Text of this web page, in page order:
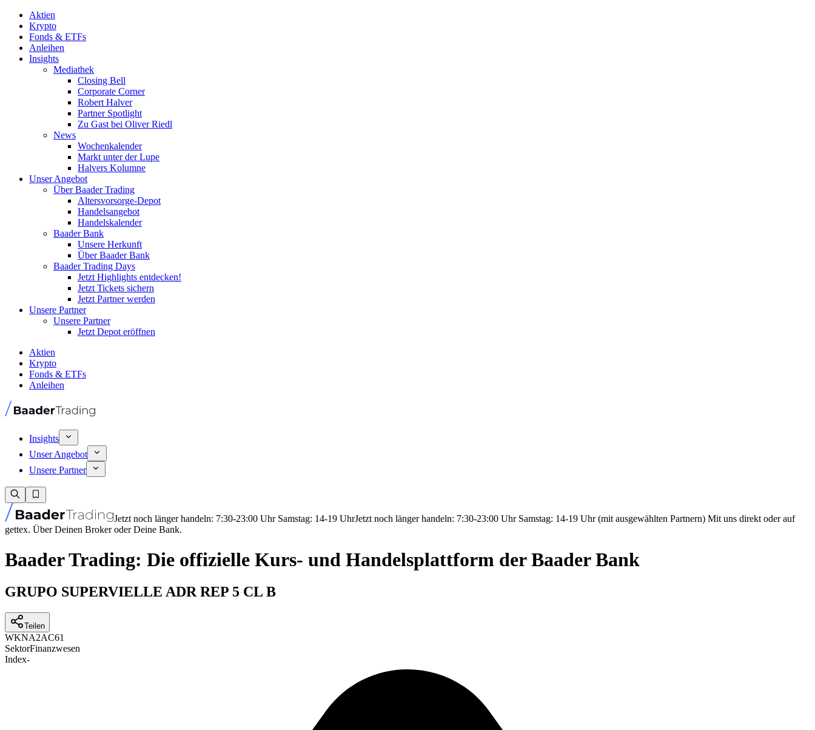
Aktien
Krypto
Fonds & ETFs
Anleihen
Insights
Mediathek
Closing Bell
Corporate Corner
Robert Halver
Partner Spotlight
Zu Gast bei Oliver Riedl
News
Wochenkalender
Markt unter der Lupe
Halvers Kolumne
Unser Angebot
Über Baader Trading
Altersvorsorge-Depot
Handelsangebot
Handelskalender
Baader Bank
Unsere Herkunft
Über Baader Bank
Baader Trading Days
Jetzt Highlights entdecken!
Jetzt Tickets sichern
Jetzt Partner werden
Unsere Partner
Unsere Partner
Jetzt Depot eröffnen
Aktien
Krypto
Fonds & ETFs
Anleihen
Insights
Unser Angebot
Unsere Partner
Jetzt noch länger handeln: 7:30-23:00 Uhr Samstag: 14-19 UhrJetzt noch länger handeln: 7:30-23:00 Uhr Samstag: 14-19 Uhr (mit ausgewählten Partnern) Mit uns direkt oder auf
gettex. Über Deinen Broker oder Deine Bank.
Baader Trading: Die offizielle Kurs- und Handelsplattform der Baader Bank
GRUPO SUPERVIELLE ADR REP 5 CL B
Teilen
WKNA2AC61
SektorFinanzwesen
Index-